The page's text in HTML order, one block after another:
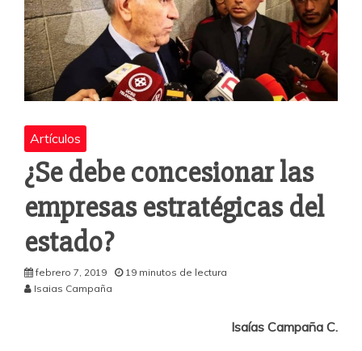
Artículos
¿Se debe concesionar las
empresas estratégicas del
estado?
febrero 7, 2019
19 minutos de lectura
Isaias Campaña
Isaías Campaña C.